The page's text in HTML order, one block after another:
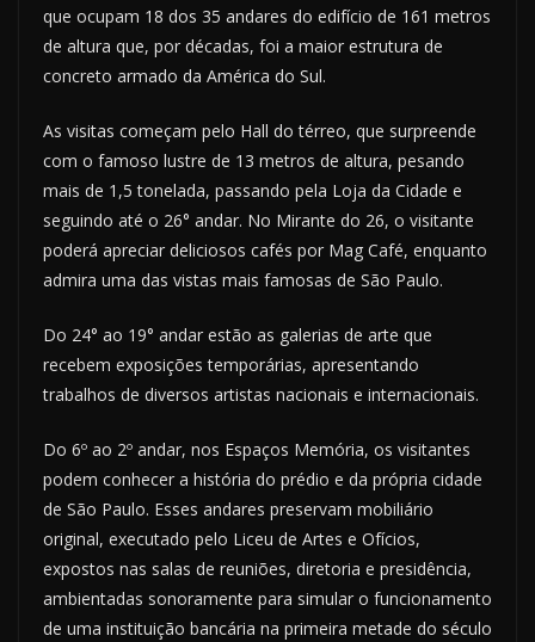
que ocupam 18 dos 35 andares do edifício de 161 metros
de altura que, por décadas, foi a maior estrutura de
concreto armado da América do Sul.
As visitas começam pelo Hall do térreo, que surpreende
com o famoso lustre de 13 metros de altura, pesando
mais de 1,5 tonelada, passando pela Loja da Cidade e
seguindo até o 26° andar. No Mirante do 26, o visitante
poderá apreciar deliciosos cafés por Mag Café, enquanto
admira uma das vistas mais famosas de São Paulo.
Do 24° ao 19° andar estão as galerias de arte que
recebem exposições temporárias, apresentando
trabalhos de diversos artistas nacionais e internacionais.
Do 6º ao 2º andar, nos Espaços Memória, os visitantes
podem conhecer a história do prédio e da própria cidade
de São Paulo. Esses andares preservam mobiliário
original, executado pelo Liceu de Artes e Ofícios,
expostos nas salas de reuniões, diretoria e presidência,
ambientadas sonoramente para simular o funcionamento
de uma instituição bancária na primeira metade do século